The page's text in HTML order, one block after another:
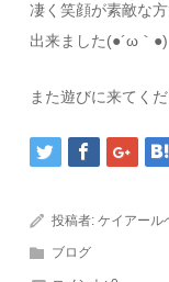
凄く笑顔が素敵な
出来ました(●´ω｀●)
また遊びに来てく
投稿者:ケイアール
ブログ